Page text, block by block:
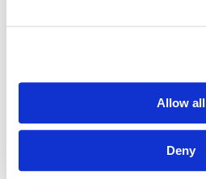
Allow all
Deny

 questus@questus.pl